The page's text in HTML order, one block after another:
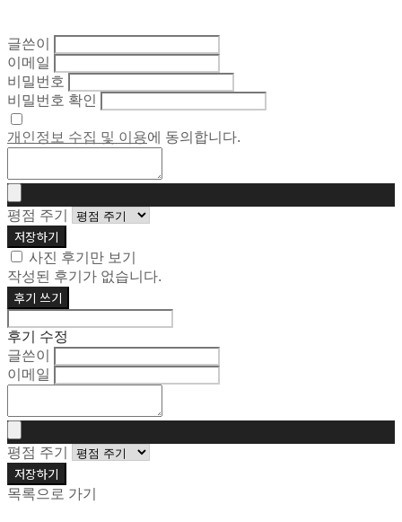
글쓴이
이메일
비밀번호
비밀번호 확인
개인정보 수집 및 이용에 동의합니다.
평점 주기
저장하기
사진 후기만 보기
작성된 후기가 없습니다.
후기 쓰기
후기 수정
글쓴이
이메일
평점 주기
저장하기
목록으로 가기